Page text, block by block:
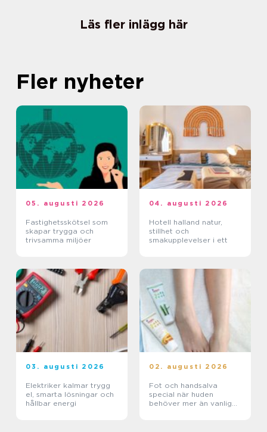
Läs fler inlägg här
Fler nyheter
05. augusti 2026
Fastighetsskötsel som
skapar trygga och
trivsamma miljöer
04. augusti 2026
Hotell halland natur,
stillhet och
smakupplevelser i ett
03. augusti 2026
Elektriker kalmar trygg
el, smarta lösningar och
hållbar energi
02. augusti 2026
Fot och handsalva
special när huden
behöver mer än vanlig